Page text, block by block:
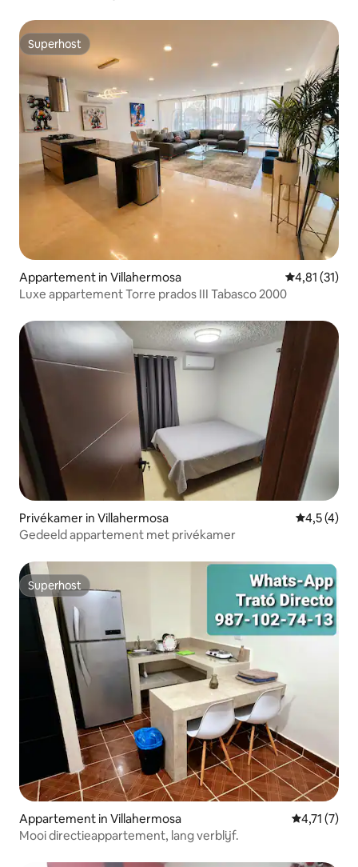
Superhost
Superhost
Appartement in Villahermosa Gemiddelde
4,81 (31)
Luxe appartement Torre prados III Tabasco 2000
Privékamer in Villahermosa
4,5 (4)
Gedeeld appartement met privékamer
Superhost
Superhost
Appartement in Villahermosa
4,71 (7)
Mooi directieappartement, lang verblijf.